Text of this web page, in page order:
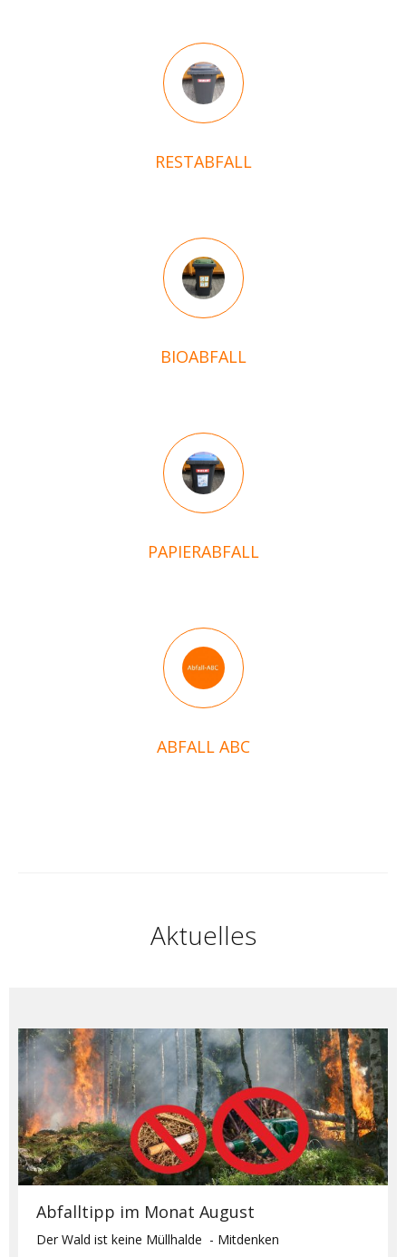
RESTABFALL
BIOABFALL
PAPIERABFALL
ABFALL ABC
Aktuelles
Abfalltipp im Monat August
Der Wald ist keine Müllhalde - Mitdenken